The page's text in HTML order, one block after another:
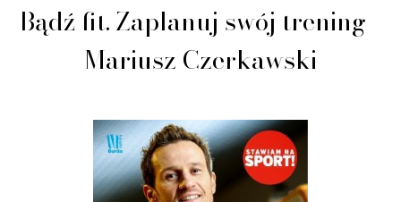
Bądź fit. Zaplanuj swój trening -
Mariusz Czerkawski